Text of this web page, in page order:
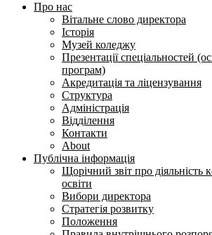
Про нас
Вітальне слово директора
Історія
Музей коледжу
Презентації спеціальностей
програм)
Акредитація та ліцензування
Структура
Адміністрація
Відділення
Контакти
About
Публічна інформація
Щорічний звіт про діяльність
освіти
Вибори директора
Стратегія розвитку
Положення